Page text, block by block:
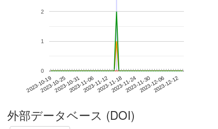
2023-10-192023-10-252023-10-312023-11-062023-11-122023-11-182023-11-242023-11-302023-12-062023-12-12
0
1
2
外部データベース (DOI)